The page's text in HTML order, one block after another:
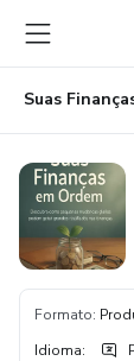
para
o
conteúdo
principal
para
o
pagamento
para
o
rodapé
Formato:
Idioma: